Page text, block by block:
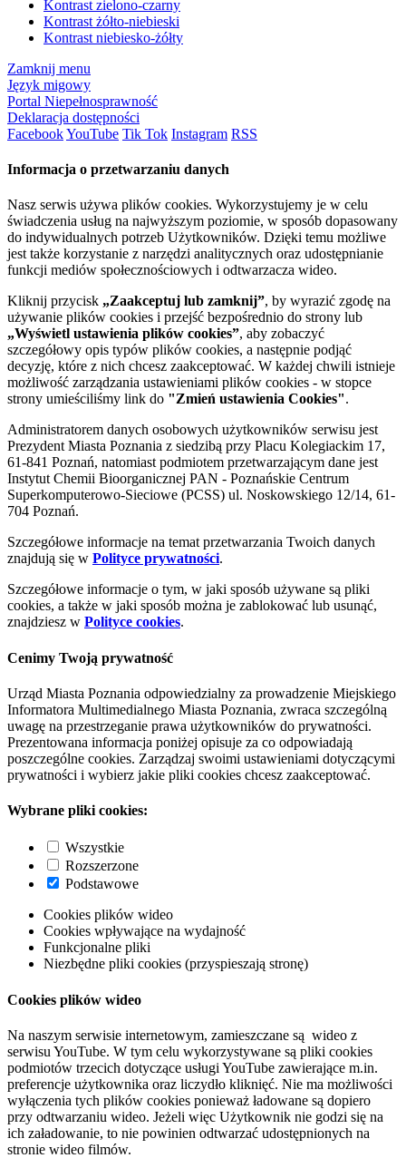
Kontrast zielono-czarny
Kontrast żółto-niebieski
Kontrast niebiesko-żółty
Zamknij menu
Język migowy
Portal Niepełnosprawność
Deklaracja dostępności
FacebookYouTube Tik Tok Instagram RSS
Informacja o przetwarzaniu danych
Nasz serwis używa plików cookies. Wykorzystujemy je w celu
świadczenia usług na najwyższym poziomie, w sposób dopasowany
do indywidualnych potrzeb Użytkowników. Dzięki temu możliwe
jest także korzystanie z narzędzi analitycznych oraz udostępnianie
funkcji mediów społecznościowych i odtwarzacza wideo.
Kliknij przycisk „Zaakceptuj lub zamknij”, by wyrazić zgodę na
używanie plików cookies i przejść bezpośrednio do strony lub
„Wyświetl ustawienia plików cookies”, aby zobaczyć
szczegółowy opis typów plików cookies, a następnie podjąć
decyzję, które z nich chcesz zaakceptować. W każdej chwili istnieje
możliwość zarządzania ustawieniami plików cookies - w stopce
strony umieściliśmy link do "Zmień ustawienia Cookies".
Administratorem danych osobowych użytkowników serwisu jest
Prezydent Miasta Poznania z siedzibą przy Placu Kolegiackim 17,
61-841 Poznań, natomiast podmiotem przetwarzającym dane jest
Instytut Chemii Bioorganicznej PAN - Poznańskie Centrum
Superkomputerowo-Sieciowe (PCSS) ul. Noskowskiego 12/14, 61-
704 Poznań.
Szczegółowe informacje na temat przetwarzania Twoich danych
znajdują się w Polityce prywatności.
Szczegółowe informacje o tym, w jaki sposób używane są pliki
cookies, a także w jaki sposób można je zablokować lub usunąć,
znajdziesz w Polityce cookies.
Cenimy Twoją prywatność
Urząd Miasta Poznania odpowiedzialny za prowadzenie Miejskiego
Informatora Multimedialnego Miasta Poznania, zwraca szczególną
uwagę na przestrzeganie prawa użytkowników do prywatności.
Prezentowana informacja poniżej opisuje za co odpowiadają
poszczególne cookies. Zarządzaj swoimi ustawieniami dotyczącymi
prywatności i wybierz jakie pliki cookies chcesz zaakceptować.
Wybrane pliki cookies:
Wszystkie
Rozszerzone
Podstawowe
Cookies plików wideo
Cookies wpływające na wydajność
Funkcjonalne pliki
Niezbędne pliki cookies (przyspieszają stronę)
Cookies plików wideo
Na naszym serwisie internetowym, zamieszczane są wideo z
serwisu YouTube. W tym celu wykorzystywane są pliki cookies
podmiotów trzecich dotyczące usługi YouTube zawierające m.in.
preferencje użytkownika oraz liczydło kliknięć. Nie ma możliwości
wyłączenia tych plików cookies ponieważ ładowane są dopiero
przy odtwarzaniu wideo. Jeżeli więc Użytkownik nie godzi się na
ich załadowanie, to nie powinien odtwarzać udostępnionych na
stronie wideo filmów.